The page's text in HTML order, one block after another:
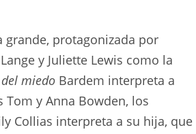
grande, protagonizada por
y Juliette Lewis como la
miedo Bardem interpreta a
y Anna Bowden, los
Collias interpreta a su hija, que